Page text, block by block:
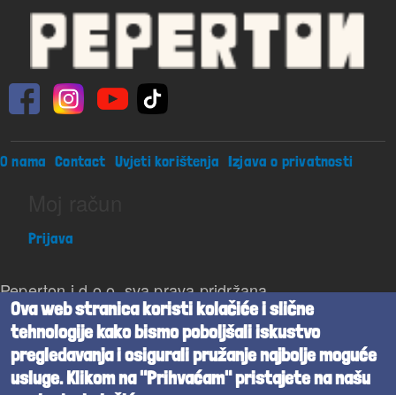
Footer menu
O nama Contact Uvjeti korištenja Izjava o privatnosti
Prijava
Peperton j.d.o.o. sva prava pridržana
Beta verzija
Powered byCognita
Ova web stranica koristi kolačiće i slične
tehnologije kako bismo poboljšali iskustvo
pregledavanja i osigurali pružanje najbolje moguće
usluge. Klikom na "Prihvaćam" pristajete na našu